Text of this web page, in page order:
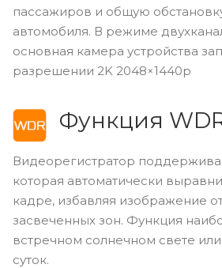
пассажиров и общую
автомобиля. В режиме
основная камера устройства
разрешении 2K 2048×1440p
Функция
Видеорегистратор
которая автоматически
кадре, избавляя изображение
засвеченных зон. Функция
встречном солнечном свете
суток.